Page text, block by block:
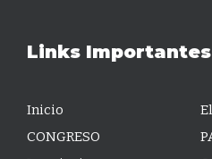
Links Importantes
Inicio
CONGRESO